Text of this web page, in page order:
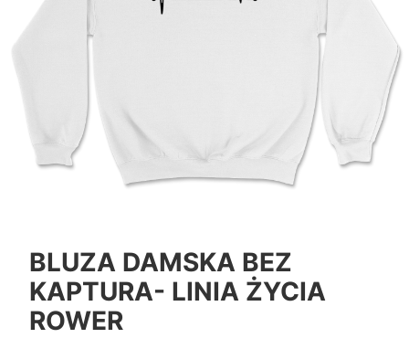
BLUZA DAMSKA BEZ
KAPTURA- LINIA ŻYCIA
ROWER